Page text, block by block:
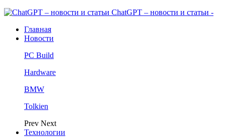
ChatGPT – новости и статьи -
Главная
Новости
PC Build
Hardware
BMW
Tolkien
Prev Next
Технологии